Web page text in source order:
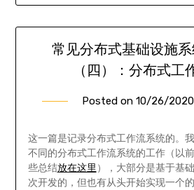
常见分布式基础设施
（四）：分布式工
Posted on 10/26/2020
这一篇是记录分布式工作流系统的。
不同的分布式工作流系统的工作（以
些总结放在这里 ），大部分是基于基
次开发的，但也有从头开始实现一个